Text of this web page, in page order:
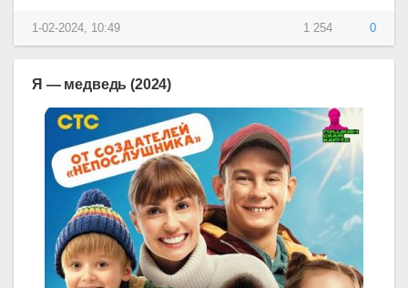
1 254 0
1-02-2024, 10:49
Я — медведь (2024)